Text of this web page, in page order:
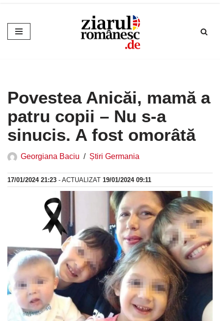
Sari
la
Povestea Anicăi, mamă a
patru copii – Nu s-a
sinucis. A fost omorâtă
Georgiana Baciu Știri Germania
17/01/2024 21:23 - ACTUALIZAT 19/01/2024 09:11